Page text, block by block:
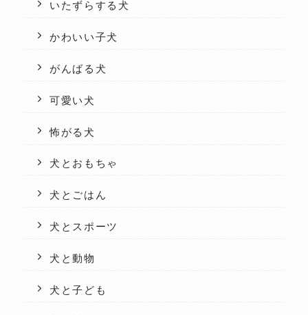
いたずらする犬
かわいい子犬
がんばる犬
可愛い犬
怖がる犬
犬とおもちゃ
犬とごはん
犬とスポーツ
犬と動物
犬と子ども